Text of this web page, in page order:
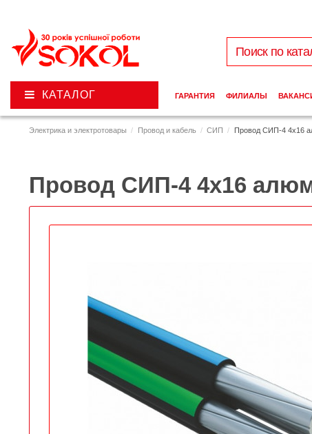
Электрика и электротовары Провод и кабель СИП Провод СИП-4 4х16
Провод СИП-4 4х16
КАТАЛОГ ГАРАНТИЯ ФИЛИАЛЫ